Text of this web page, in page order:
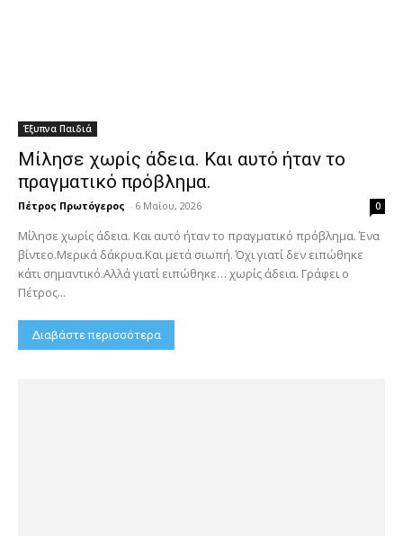
Έξυπνα Παιδιά
Μίλησε χωρίς άδεια. Και αυτό ήταν το
πραγματικό πρόβλημα.
Πέτρος Πρωτόγερος - 6 Μαΐου, 2026 0
Μίλησε χωρίς άδεια. Και αυτό ήταν το πραγματικό πρόβλημα. Ένα
βίντεο.Μερικά δάκρυα.Και μετά σιωπή. Όχι γιατί δεν ειπώθηκε
κάτι σημαντικό.Αλλά γιατί ειπώθηκε… χωρίς άδεια. Γράφει ο
Πέτρος...
Διαβάστε περισσότερα